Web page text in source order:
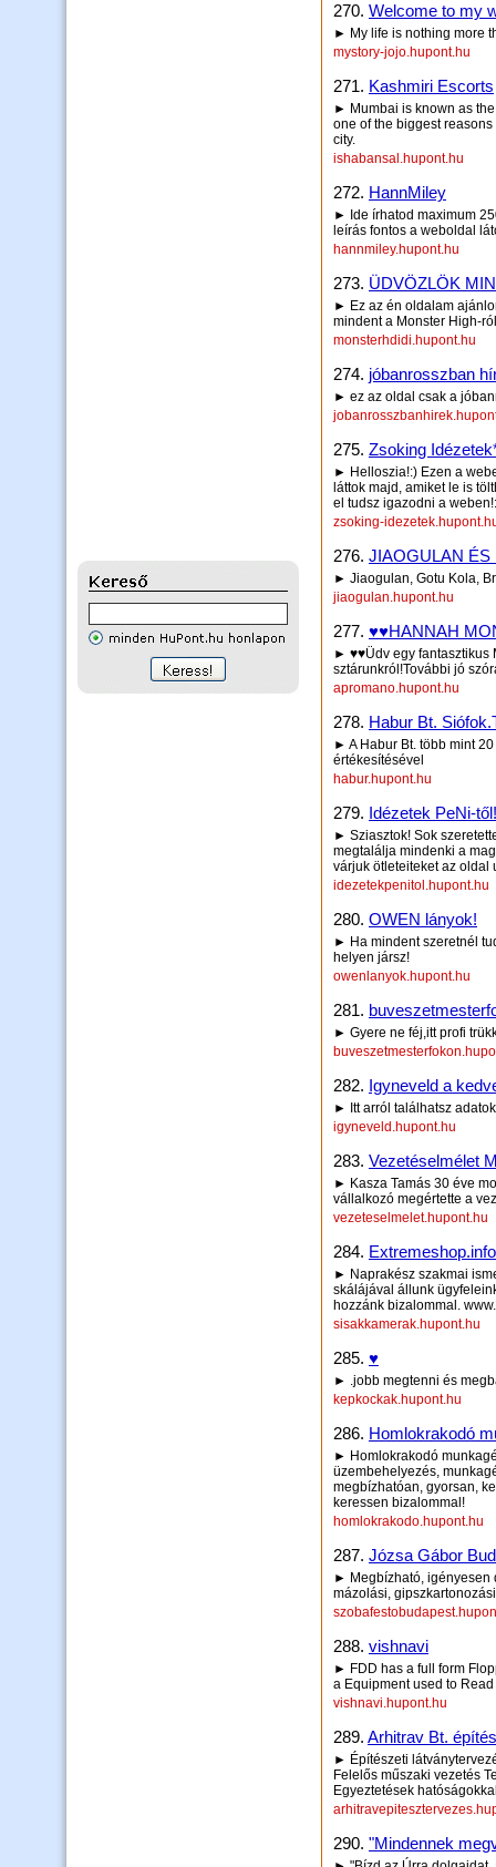
270. Welcome to my
► My life is nothing more
mystory-jojo.hupont.hu
271. Kashmiri Escorts
► Mumbai is known as
one of the biggest
city.
ishabansal.hupont.hu
272. HannMiley
► Ide írhatod maximum
leírás fontos a weboldal
hannmiley.hupont.hu
273. ÜDVÖZLÖK
► Ez az én oldalam
mindent a Monster High-ról
monsterhdidi.hupont.hu
274. jóbanrosszban
► ez az oldal csak a
275. Zsoking
► Helloszia!:) Ezen a
láttok majd, amiket le is
el tudsz igazodni a
zsoking-
276. JIAOGULAN
► Jiaogulan, Gotu Kola,
jiaogulan.hupont.hu
277. ♥♥HANNAH
► ♥♥Üdv egy fantasztikus
sztárunkról!További jó
apromano.hupont.hu
278. Habur Bt.
► A Habur Bt. több mint
értékesítésével
habur.hupont.hu
279. Idézetek PeNi-
► Sziasztok! Sok
megtalálja mindenki a
várjuk ötleteiteket az oldal
idezetekpenitol.hupont.hu
280. OWEN lányok!
► Ha mindent szeretnél
helyen jársz!
owenlanyok.hupont.hu
281.
► Gyere ne féj,itt profi
282. Igyneveld a
► Itt arról találhatsz
igyneveld.hupont.hu
283. Vezetéselmélet
► Kasza Tamás 30 éve
vállalkozó megértette a
vezeteselmelet.hupont.hu
284.
► Naprakész szakmai
skálájával állunk
hozzánk bizalommal.
sisakkamerak.hupont.hu
285. ♥
► .jobb megtenni és
kepkockak.hupont.hu
286. Homlokrakodó
► Homlokrakodó
üzembehelyezés,
megbízhatóan, gyorsan,
keressen bizalommal!
homlokrakodo.hupont.hu
287. Józsa Gábor
► Megbízható, igényesen
mázolási,
288. vishnavi
► FDD has a full form
a Equipment used to
vishnavi.hupont.hu
289. Arhitrav Bt.
► Építészeti
Felelős műszaki vezetés
Egyeztetések
290. "Mindennek